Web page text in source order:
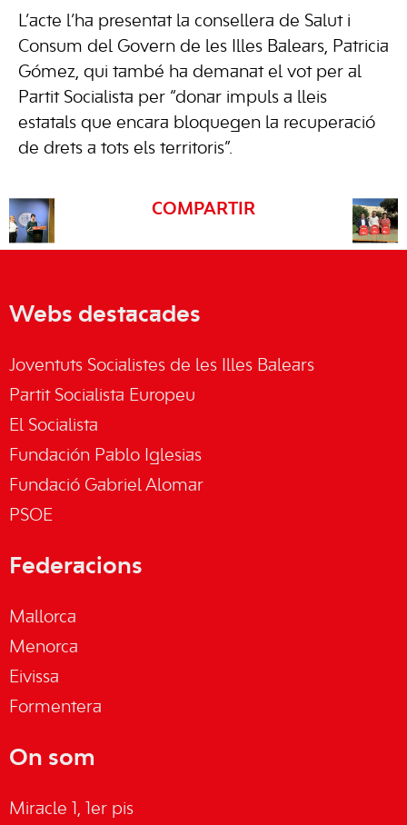
L’acte l’ha presentat la consellera de Salut i
Consum del Govern de les Illes Balears, Patricia
Gómez, qui també ha demanat el vot per al
Partit Socialista per “donar impuls a lleis
estatals que encara bloquegen la recuperació
de drets a tots els territoris”.
COMPARTIR
Webs destacades
Joventuts Socialistes de les Illes Balears
Partit Socialista Europeu
El Socialista
Fundación Pablo Iglesias
Fundació Gabriel Alomar
PSOE
Federacions
Mallorca
Menorca
Eivissa
Formentera
On som
Miracle 1, 1er pis